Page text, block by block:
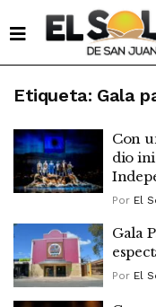
Etiqueta: Gala
Con
dio
Por El
Gala
Por El